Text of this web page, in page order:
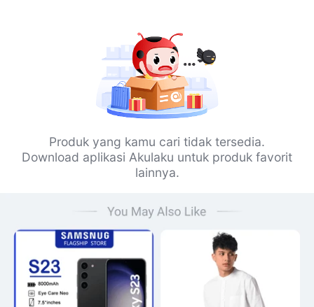
Produk yang kamu cari tidak tersedia.
Download aplikasi Akulaku untuk produk favorit
lainnya.